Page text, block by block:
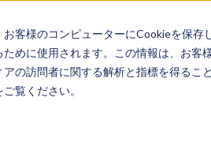
お客様のコンピューターにCookieを保
めに使用されます。この情報は、お
アの訪問者に関する解析と指標を得る
ご覧ください。